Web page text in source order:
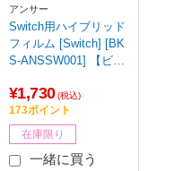
アンサー
Switch用ハイブリッド
フィルム [Switch] [BK
S-ANSSW001] 【ビッ
ジナル】【864】
¥1,730 (税込)
173ポイント
在庫限り
一緒に買う